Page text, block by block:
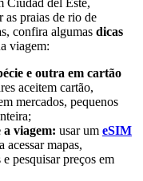
as praias de rio de
confira algumas dicas
viagem:
e outra em cartão
aceitem cartão,
mercados, pequenos
viagem: usar um eSIM
mapas,
pesquisar preços em